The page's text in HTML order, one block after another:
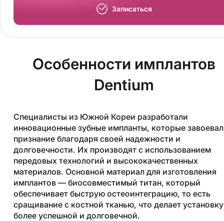
Записаться
Особенности имплантов
Dentium
Специалисты из Южной Кореи разработали
инновационные зубные импланты, которые
признание благодаря своей надежности и
долговечности. Их производят с использованием
передовых технологий и высококачественных
материалов. Основной материал для изготовления
имплантов — биосовместимый титан, который
обеспечивает быструю остеоинтеграцию, то есть
сращивание с костной тканью, что делает установку
более успешной и долговечной.